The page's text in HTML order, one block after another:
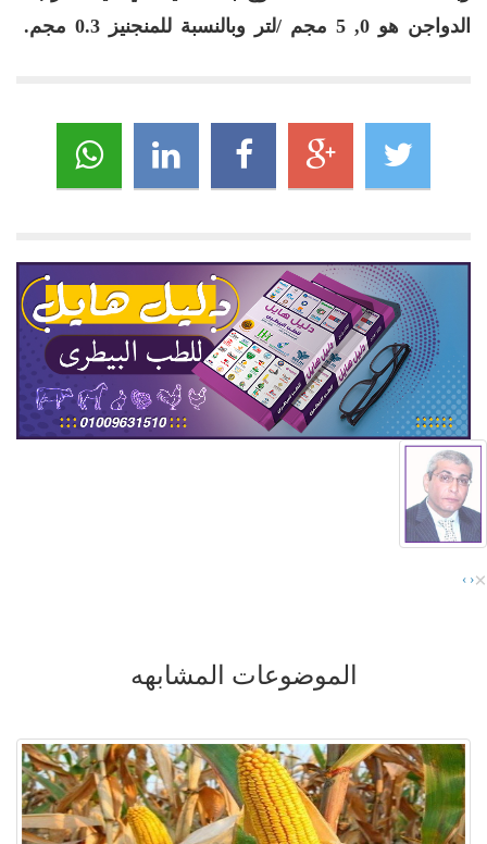
الدواجن هو 0, 5 مجم /لتر وبالنسبة للمنجنيز
0.3 مجم.
‹
› ×
الموضوعات المشابهه